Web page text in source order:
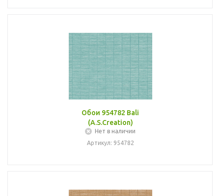
Обои 954782 Bali
(A.S.Creation)
Нет в наличии
Артикул: 954782